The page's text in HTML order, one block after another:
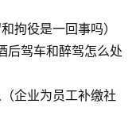
拘役是一回事吗）
后驾车和醉驾怎么处
企业为员工补缴社